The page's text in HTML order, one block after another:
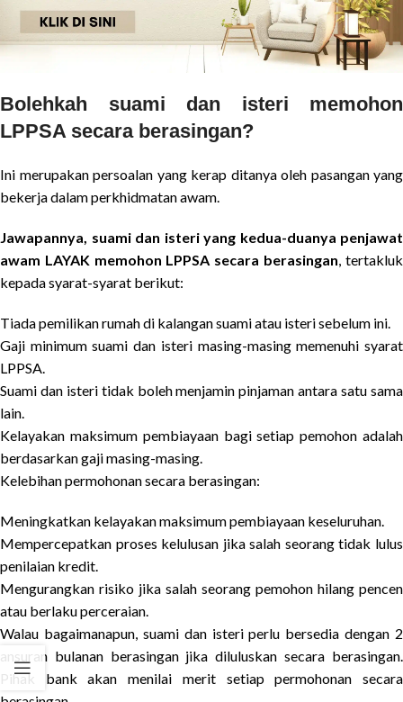
Bolehkah suami dan isteri memohon
LPPSA secara berasingan?
Ini merupakan persoalan yang kerap ditanya oleh pasangan yang
bekerja dalam perkhidmatan awam.
Jawapannya, suami dan isteri yang kedua-duanya penjawat
awam LAYAK memohon LPPSA secara berasingan, tertakluk
kepada syarat-syarat berikut:
Tiada pemilikan rumah di kalangan suami atau isteri sebelum ini.
Gaji minimum suami dan isteri masing-masing memenuhi syarat
LPPSA.
Suami dan isteri tidak boleh menjamin pinjaman antara satu sama
lain.
Kelayakan maksimum pembiayaan bagi setiap pemohon adalah
berdasarkan gaji masing-masing.
Kelebihan permohonan secara berasingan:
Meningkatkan kelayakan maksimum pembiayaan keseluruhan.
Mempercepatkan proses kelulusan jika salah seorang tidak lulus
penilaian kredit.
Mengurangkan risiko jika salah seorang pemohon hilang pencen
atau berlaku perceraian.
Walau bagaimanapun, suami dan isteri perlu bersedia dengan 2
ansuran bulanan berasingan jika diluluskan secara berasingan.
Pihak bank akan menilai merit setiap permohonan secara